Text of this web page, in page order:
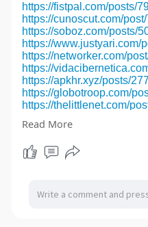
https://fistpal.com/posts/
https://cunoscut.com/
https://soboz.com/posts/
https://www.justyari.com/
https://networker.com/
https://
https://apkhr.xyz/posts/
https://globotroop.com/
https://thelittlenet.com/
https://fistpal.com/posts/
https://soboz.com/posts/
https://
https://apkhr.xyz/posts/
Read More